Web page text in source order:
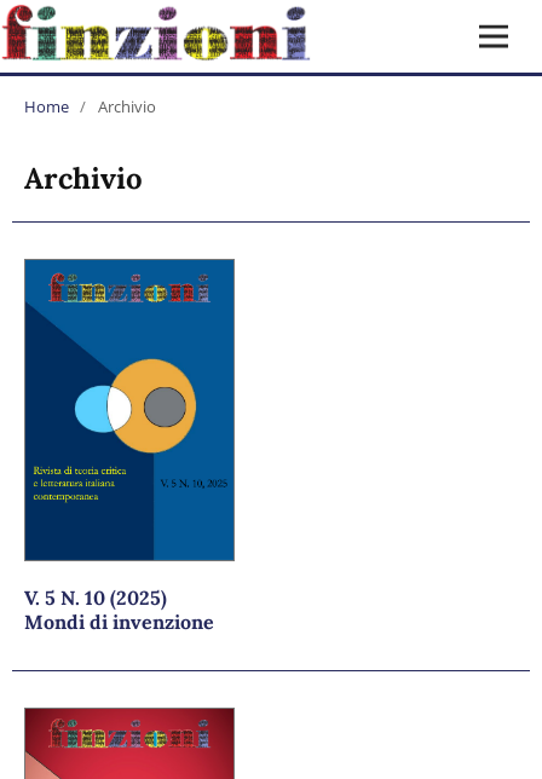
Home / Archivio
Archivio
V. 5 N. 10 (2025)
Mondi di invenzione